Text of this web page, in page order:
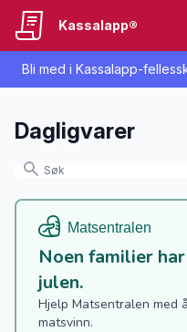
Bli med i Kassalapp-
Kassalapp®
Dagligvarer
Noen familier
julen.
Hjelp Matsentralen med
matsvinn.